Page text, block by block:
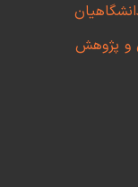
و پژوهش